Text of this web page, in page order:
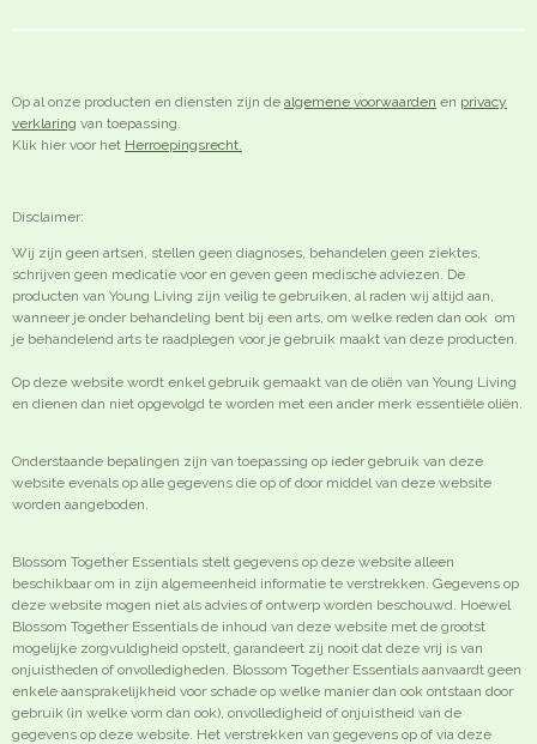
Op al onze producten en diensten zijn de algemene voorwaarden en privacy
verklaring van toepassing.
Klik hier voor het Herroepingsrecht.
Disclaimer:
Wij zijn geen artsen, stellen geen diagnoses, behandelen geen ziektes,
schrijven geen medicatie voor en geven geen medische adviezen. De
producten van Young Living zijn veilig te gebruiken, al raden wij altijd aan,
wanneer je onder behandeling bent bij een arts, om welke reden dan ook om
je behandelend arts te raadplegen voor je gebruik maakt van deze producten.
Op deze website wordt enkel gebruik gemaakt van de oliën van Young Living
en dienen dan niet opgevolgd te worden met een ander merk essentiële oliën.
Onderstaande bepalingen zijn van toepassing op ieder gebruik van deze
website evenals op alle gegevens die op of door middel van deze website
worden aangeboden.
Blossom Together Essentials stelt gegevens op deze website alleen
beschikbaar om in zijn algemeenheid informatie te verstrekken. Gegevens op
deze website mogen niet als advies of ontwerp worden beschouwd. Hoewel
Blossom Together Essentials de inhoud van deze website met de grootst
mogelijke zorgvuldigheid opstelt, garandeert zij nooit dat deze vrij is van
onjuistheden of onvolledigheden. Blossom Together Essentials aanvaardt geen
enkele aansprakelijkheid voor schade op welke manier dan ook ontstaan door
gebruik (in welke vorm dan ook), onvolledigheid of onjuistheid van de
gegevens op deze website. Het verstrekken van gegevens op of via deze